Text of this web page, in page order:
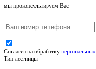
мы проконсультируем Вас
Согласен на обработку
Тип лестницы